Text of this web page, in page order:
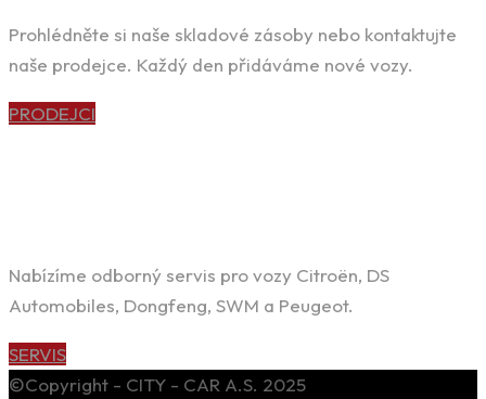
Prohlédněte si naše skladové zásoby nebo kontaktujte
naše prodejce. Každý den přidáváme nové vozy.
PRODEJCI
Nabízíme odborný servis pro vozy Citroën, DS
Automobiles, Dongfeng, SWM a Peugeot.
SERVIS
©Copyright - CITY - CAR A.S. 2025